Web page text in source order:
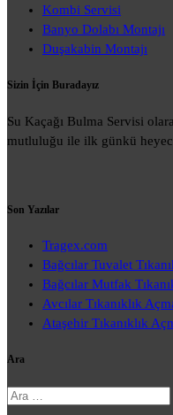
Kombi Servisi
Banyo Dolabı Montajı
Duşakabin Montajı
Sizin İçin Buradayız
Su Kaçağı Bulma Servisi
mutluluğu ile ilk günkü
Son Yazılar
Tragex.com
Bağcılar Tuvalet
Bağcılar Mutfak
Avcılar Tıkanıklık
Ataşehir Tıkanıklık
Ara
Arama: